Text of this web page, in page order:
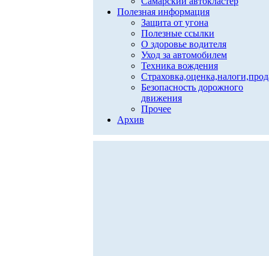
Полезная информация
Защита от угона
Полезные ссылки
О здоровье водителя
Уход за автомобилем
Техника вождения
Безопасность дорожного
движения
Прочее
Архив